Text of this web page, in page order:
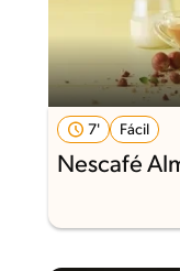
7' Fácil
Nescafé